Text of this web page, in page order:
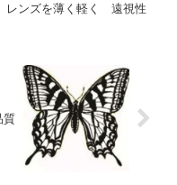
レンズを薄く軽く 遠視性
質